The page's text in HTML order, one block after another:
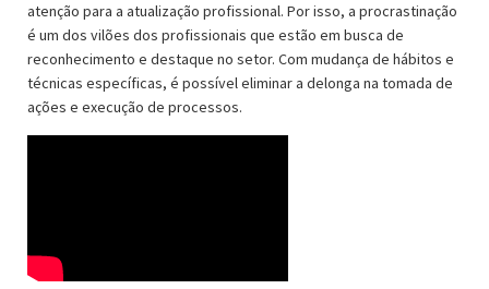
atenção para a atualização profissional. Por isso, a procrastinação
é um dos vilões dos profissionais que estão em busca de
reconhecimento e destaque no setor. Com mudança de hábitos e
técnicas específicas, é possível eliminar a delonga na tomada de
ações e execução de processos.